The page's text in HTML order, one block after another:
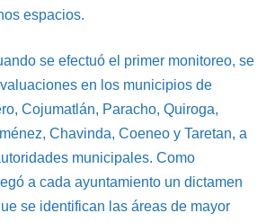
espacios.
se efectuó el primer monitoreo, se
en los municipios de
Cojumatlán, Paracho, Quiroga,
Chavinda, Coeneo y Taretan, a
municipales. Como
a cada ayuntamiento un dictamen
se identifican las áreas de mayor